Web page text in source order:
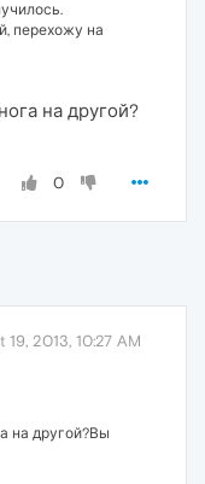
перехожу на
на другой?
0
19, 2013, 10:27 AM
на другой?Вы